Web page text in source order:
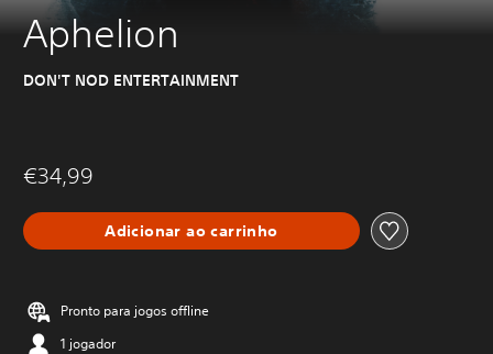
Aphelion
DON'T NOD ENTERTAINMENT
€34,99
Adicionar ao carrinho
Pronto para jogos offline
1 jogador